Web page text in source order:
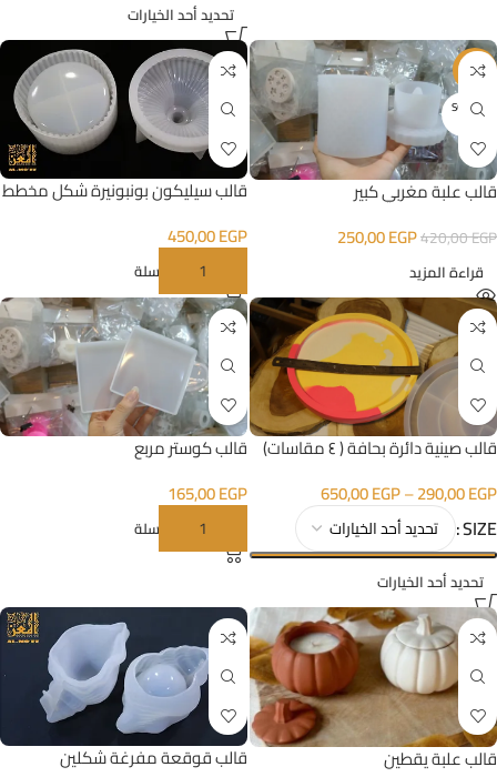
تحديد أحد الخيارات
-40%
SOLD O
UT
قالب علبة مغربي كبير
420,00EGP
250,00EGP
قراءة المزيد
قالب سيليكون بونبونيرة شكل مخطط
450,00EGP
إضافة إلى السلة
قالب صينية دائرة بحافة ( ٤ مقاسات)
290,00EGP
–
650,00EGP
SIZE
تحديد أحد الخيارات
قالب كوستر مربع
165,00EGP
إضافة إلى السلة
قالب علبة يقطين
قالب قوقعة مفرغة شكلين